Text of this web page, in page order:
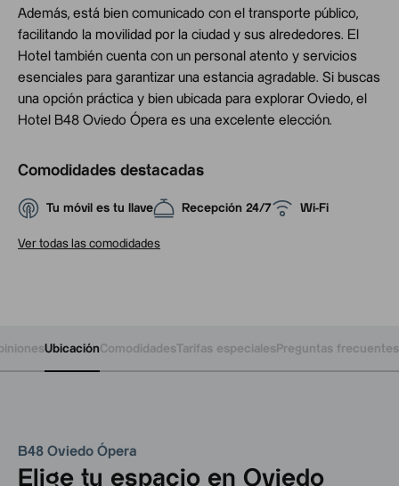
Además, está bien comunicado con el transporte público,
facilitando la movilidad por la ciudad y sus alrededores. El
Hotel también cuenta con un personal atento y servicios
esenciales para garantizar una estancia agradable. Si buscas
una opción práctica y bien ubicada para explorar Oviedo, el
Hotel B48 Oviedo Ópera es una excelente elección.
Comodidades destacadas
Tu móvil es tu llave Recepción 24/7 Wi-Fi
Ver todas las comodidades
UbicaciónComodidadesTarifas especiales Preguntas frecuentes
B48 Oviedo Ópera
Elige tu espacio en Oviedo